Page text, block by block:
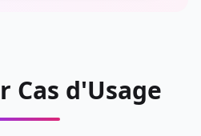
Cas d'Usage